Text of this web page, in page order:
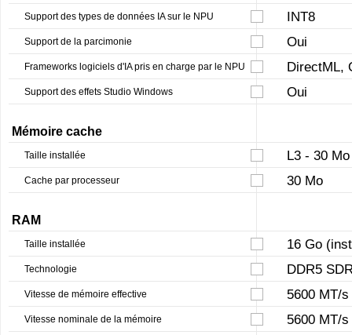
Support des types de données IA sur le NPU INT8
Support de la parcimonie Oui
Frameworks logiciels d'IA pris en charge par le NPU DirectML,
Support des effets Studio Windows Oui
Mémoire cache
Taille installée L3 - 30 Mo
Cache par processeur 30 Mo
RAM
Taille installée 16 Go
Technologie DDR5
Vitesse de mémoire effective 5600 MT/s
Vitesse nominale de la mémoire 5600 MT/s